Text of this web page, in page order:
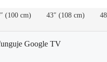
(100 cm) 43″ (108 cm)
Google TV